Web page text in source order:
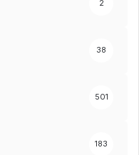
2
38
501
183